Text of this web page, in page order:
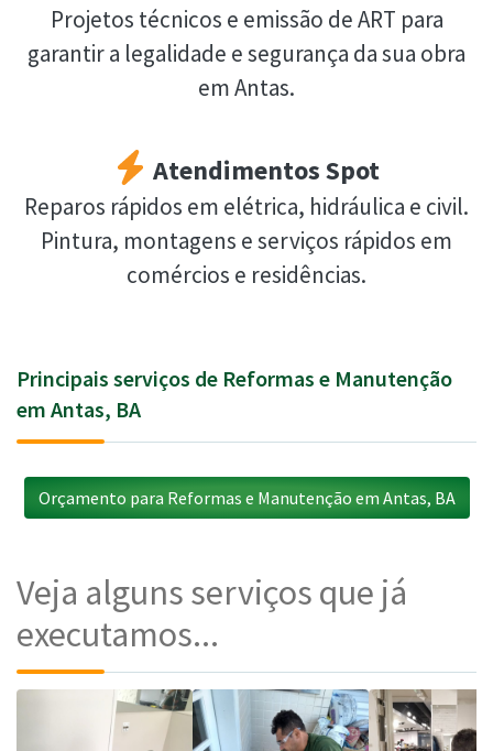
Projetos técnicos e emissão de ART para
garantir a legalidade e segurança da sua obra
em Antas.
Atendimentos Spot
Reparos rápidos em elétrica, hidráulica e civil.
Pintura, montagens e serviços rápidos em
comércios e residências.
Principais serviços de Reformas e Manutenção
em Antas, BA
Orçamento para Reformas e Manutenção em Antas, BA
Veja alguns serviços que já
executamos...